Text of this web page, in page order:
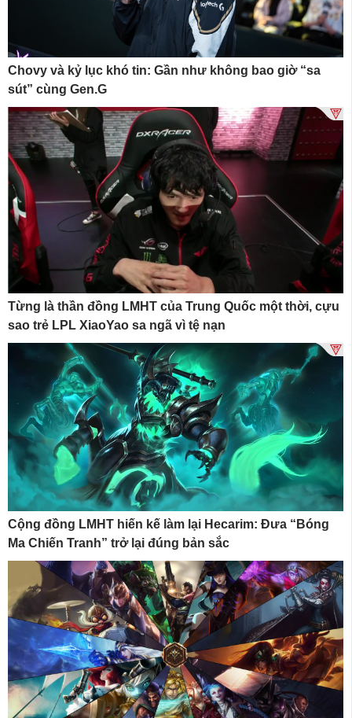
Chovy và kỷ lục khó tin: Gần như không bao giờ “sa
sút” cùng Gen.G
Từng là thần đồng LMHT của Trung Quốc một thời, cựu
sao trẻ LPL XiaoYao sa ngã vì tệ nạn
Cộng đồng LMHT hiến kế làm lại Hecarim: Đưa “Bóng
Ma Chiến Tranh” trở lại đúng bản sắc